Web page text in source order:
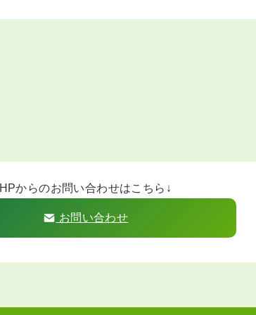
HPからのお問い合わせはこちら↓
お問い合わせ